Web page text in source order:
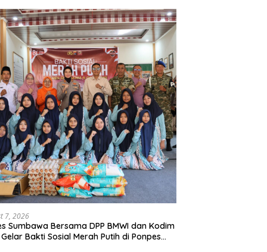
7, 2026
Sumbawa Bersama DPP BMWI dan Kodim
Gelar Bakti Sosial Merah Putih di Ponpes